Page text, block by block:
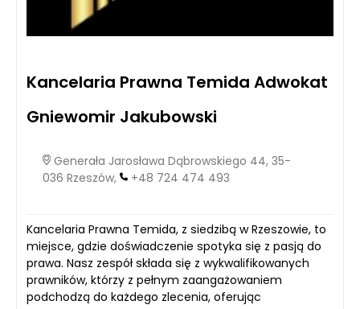
Kancelaria Prawna Temida Adwokat
Gniewomir Jakubowski
Generała Jarosława Dąbrowskiego 44, 35-
036 Rzeszów,
+48 724 474 493
Kancelaria Prawna Temida, z siedzibą w Rzeszowie, to
miejsce, gdzie doświadczenie spotyka się z pasją do
prawa. Nasz zespół składa się z wykwalifikowanych
prawników, którzy z pełnym zaangażowaniem
podchodzą do każdego zlecenia, oferując